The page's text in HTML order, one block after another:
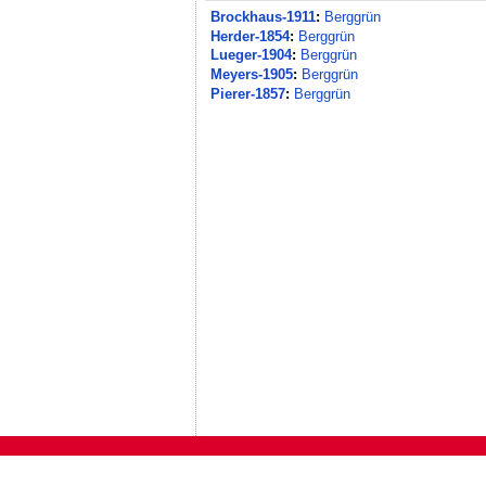
Brockhaus-1911: Berggrün
Herder-1854: Berggrün
Lueger-1904: Berggrün
Meyers-1905: Berggrün
Pierer-1857: Berggrün